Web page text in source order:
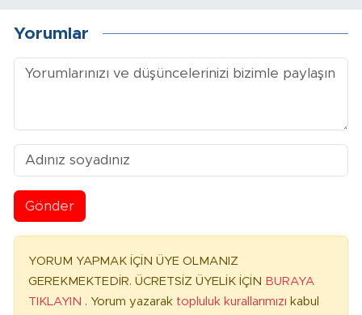
Yorumlar
Gönder
YORUM YAPMAK İÇİN ÜYE OLMANIZ
GEREKMEKTEDİR. ÜCRETSİZ ÜYELİK İÇİN BURAYA
TIKLAYIN . Yorum yazarak topluluk kurallarımızı kabul